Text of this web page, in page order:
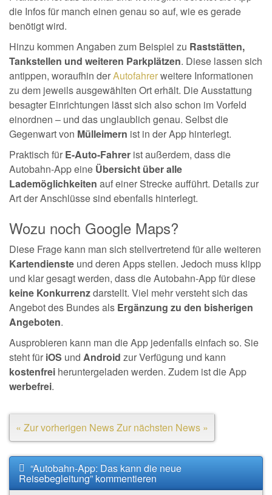
die Infos für manch einen genau so auf, wie es gerade
benötigt wird.
Hinzu kommen Angaben zum Beispiel zu Raststätten,
Tankstellen und weiteren Parkplätzen. Diese lassen sich
antippen, woraufhin derAutofahrerweitere Informationen
zu dem jeweils ausgewählten Ort erhält. Die Ausstattung
besagter Einrichtungen lässt sich also schon im Vorfeld
einordnen – und das unglaublich genau. Selbst die
Gegenwart von Mülleimern ist in der App hinterlegt.
Praktisch für E-Auto-Fahrer ist außerdem, dass die
Autobahn-App eine Übersicht über alle
Lademöglichkeiten auf einer Strecke aufführt. Details zur
Art der Anschlüsse sind ebenfalls hinterlegt.
Wozu noch Google Maps?
Diese Frage kann man sich stellvertretend für alle weiteren
Kartendienste und deren Apps stellen. Jedoch muss klipp
und klar gesagt werden, dass die Autobahn-App für diese
keine Konkurrenzdarstellt. Viel mehr versteht sich das
Angebot des Bundes als Ergänzung zu den bisherigen
Angeboten.
Ausprobieren kann man die App jedenfalls einfach so. Sie
steht für iOS und Android zur Verfügung und kann
kostenfrei heruntergeladen werden. Zudem ist die App
werbefrei.
« Zur vorherigen NewsZur nächsten News »
“Autobahn-App: Das kann die neue
Reisebegleitung” kommentieren